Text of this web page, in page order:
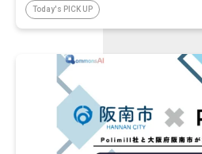
Today's PICK UP